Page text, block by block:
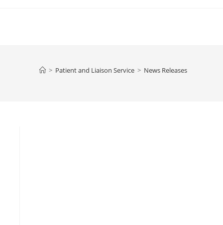
> Patient and Liaison Service > News Releases